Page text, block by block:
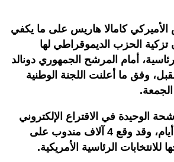
كامالا هاريس على ما يكفي
الحزب الديموقراطي لها
أمام المرشح الجمهوري دونالد
وفق ما أعلنت اللجنة الوطنية
الجمعة.
الوحيدة في الاقتراع الإلكتروني
الذي استمر خمسة أيام، وقد وقع 4 آلاف مندوب على
الرئاسية الأمريكية.